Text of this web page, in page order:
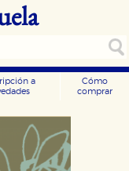
a
Cómo
comprar